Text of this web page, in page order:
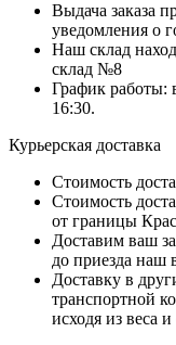
Выдача заказа
уведомления о
Наш склад
склад №8
График работы:
16:30.
Курьерская доставка
Стоимость
Стоимость
от границы
Доставим ваш
до приезда наш
Доставку в
транспортной
исходя из веса